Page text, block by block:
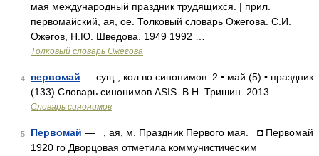
мая международный праздник трудящихся. | прил.
первомайский, ая, ое. Толковый словарь Ожегова. С.И.
Ожегов, Н.Ю. Шведова. 1949 1992 …
Толковый словарь Ожегова
4 первомай — сущ., кол во синонимов: 2 • май (5) • праздник
(133) Словарь синонимов ASIS. В.Н. Тришин. 2013 …
Словарь синонимов
5 Первомай — , ая, м. Праздник Первого мая. ◘ Первомай
1920 го Дворцовая отметила коммунистическим